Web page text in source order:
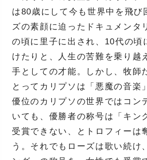
は80歳にして今も世界中を飛び
ズの素顔に迫ったドキュメンタ
の頃に里子に出され、10代の頃
けたりと、人生の苦難を乗り越
手としての才能。しかし、牧師
とってカリプソは「悪魔の音楽
優位のカリプソの世界ではコン
いても、優勝者の称号は「キン
受賞できない、とトロフィーは
う。それでもローズは歌い続け